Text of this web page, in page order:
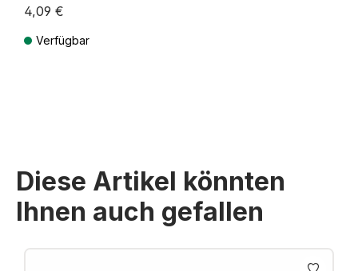
4,09 €
Verfügbar
Diese Artikel könnten
Ihnen auch gefallen
Produktgalerie überspringen